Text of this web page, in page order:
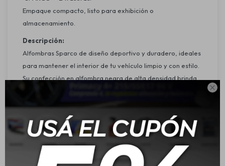

Empaque compacto, listo para exhibición o
almacenamiento.
Descripción:
Alfombras Sparco de diseño deportivo y duradero, ideales
para mantener el interior de tu vehículo limpio y con estilo.
Su confección en alfombra negra de alta densidad brinda
confort y protección, mientras que el diseño universal
asegura compatibilidad con la mayoría de los modelos de
Características:
Medida principal o tamaño: Alfombra delantera estándar
con ajuste universal.